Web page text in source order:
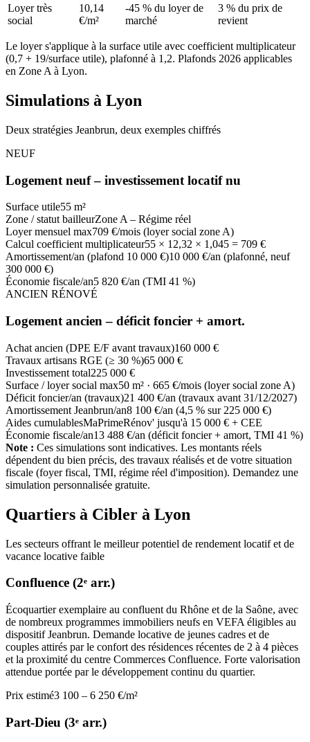
Loyer très
social
10,14
€/m²
-45 % du loyer de
marché
3 % du prix de
revient
Le loyer s'applique à la surface utile avec coefficient multiplicateur
(0,7 + 19/surface utile), plafonné à 1,2. Plafonds 2026 applicables
en Zone A à Lyon.
Simulations à Lyon
Deux stratégies Jeanbrun, deux exemples chiffrés
NEUF
Logement neuf – investissement locatif nu
Surface utile55 m²
Zone / statut bailleurZone A – Régime réel
Loyer mensuel max709 €/mois (loyer social zone A)
Calcul coefficient multiplicateur55 × 12,32 × 1,045 = 709 €
Amortissement/an (plafond 10 000 €)10 000 €/an (plafonné, neuf
300 000 €)
Économie fiscale/an5 820 €/an (TMI 41 %)
ANCIEN RÉNOVÉ
Logement ancien – déficit foncier + amort.
Achat ancien (DPE E/F avant travaux)160 000 €
Travaux artisans RGE (≥ 30 %)65 000 €
Investissement total225 000 €
Surface / loyer social max50 m² · 665 €/mois (loyer social zone A)
Déficit foncier/an (travaux)21 400 €/an (travaux avant 31/12/2027)
Amortissement Jeanbrun/an8 100 €/an (4,5 % sur 225 000 €)
Aides cumulablesMaPrimeRénov' jusqu'à 15 000 € + CEE
Économie fiscale/an13 488 €/an (déficit foncier + amort, TMI 41 %)
Note : Ces simulations sont indicatives. Les montants réels
dépendent du bien précis, des travaux réalisés et de votre situation
fiscale (foyer fiscal, TMI, régime réel d'imposition). Demandez une
simulation personnalisée gratuite.
Quartiers à Cibler à Lyon
Les secteurs offrant le meilleur potentiel de rendement locatif et de
vacance locative faible
Confluence (2ᵉ arr.)
Écoquartier exemplaire au confluent du Rhône et de la Saône, avec
de nombreux programmes immobiliers neufs en VEFA éligibles au
dispositif Jeanbrun. Demande locative de jeunes cadres et de
couples attirés par le confort des résidences récentes de 2 à 4 pièces
et la proximité du centre Commerces Confluence. Forte valorisation
attendue portée par le développement continu du quartier.
Prix estimé3 100 – 6 250 €/m²
Part-Dieu (3ᵉ arr.)